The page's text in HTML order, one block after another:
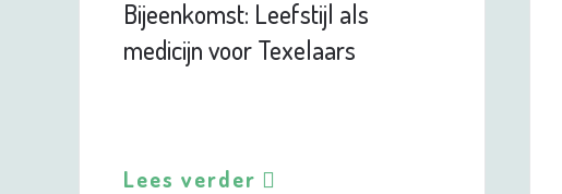
Bijeenkomst: Leefstijl als
medicijn voor Texelaars
Lees verder